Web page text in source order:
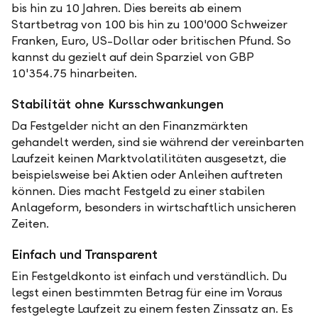
bis hin zu 10 Jahren. Dies bereits ab einem
Startbetrag von 100 bis hin zu 100'000 Schweizer
Franken, Euro, US-Dollar oder britischen Pfund. So
kannst du gezielt auf dein Sparziel von GBP
10'354.75 hinarbeiten.
Stabilität ohne Kursschwankungen
Da Festgelder nicht an den Finanzmärkten
gehandelt werden, sind sie während der vereinbarten
Laufzeit keinen Marktvolatilitäten ausgesetzt, die
beispielsweise bei Aktien oder Anleihen auftreten
können. Dies macht Festgeld zu einer stabilen
Anlageform, besonders in wirtschaftlich unsicheren
Zeiten.
Einfach und Transparent
Ein Festgeldkonto ist einfach und verständlich. Du
legst einen bestimmten Betrag für eine im Voraus
festgelegte Laufzeit zu einem festen Zinssatz an. Es